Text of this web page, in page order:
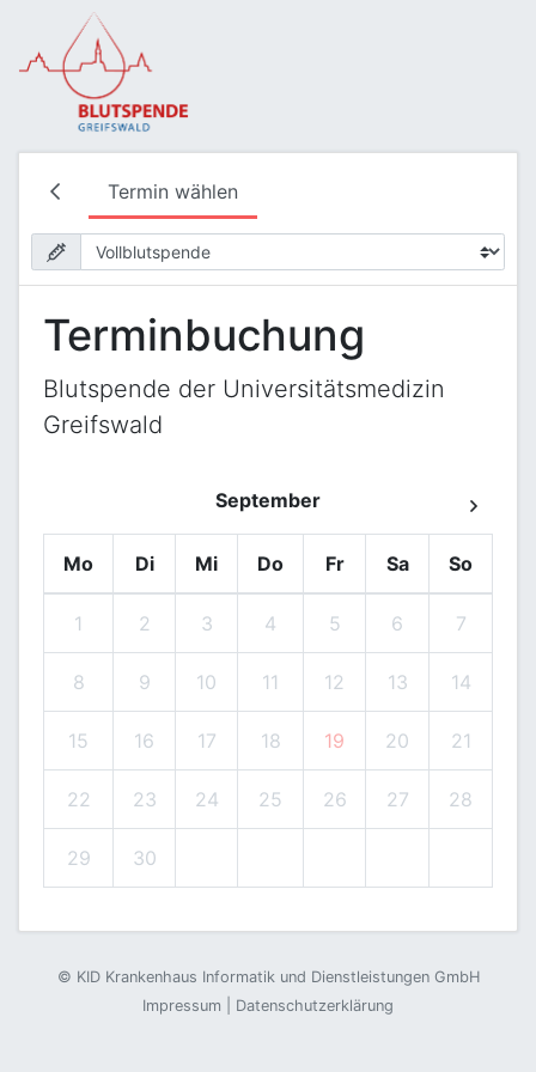
Termin wählen
Terminbuchung
Blutspende der Universitätsmedizin
Greifswald
September
Mo Di Mi Do Fr Sa So
1 2 3 4 5 6 7
8 9 10 11 12 13 14
15 16 17 18 19 20 21
22 23 24 25 26 27 28
29 30
© KID Krankenhaus Informatik und Dienstleistungen GmbH
Impressum
Datenschutzerklärung